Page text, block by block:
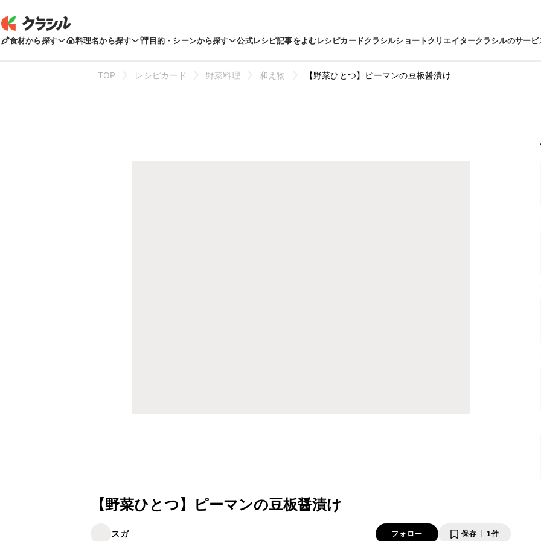
食材から探す 料理名から探す 目的・シーンから探す 公式レシピ記事をよむレシピカードクラシルショートクリエイタークラシルのサービ
TOP レシピカード 野菜料理 和え物 【野菜ひとつ】ピーマンの豆板醤漬け
【野菜ひとつ】ピーマンの豆板醤漬け
スガ フォロー 保存 1件